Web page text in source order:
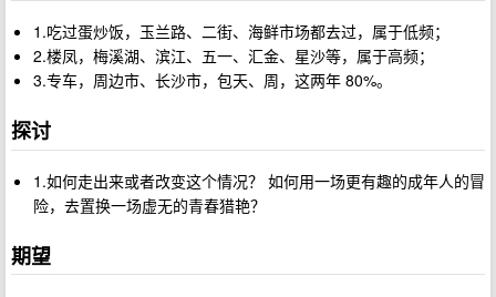
1.吃过蛋炒饭，玉兰路、二街、海鲜市场都去过，属于低频；
2.楼凤，梅溪湖、滨江、五一、汇金、星沙等，属于高频；
3.专车，周边市、长沙市，包天、周，这两年 80%。
探讨
1.如何走出来或者改变这个情况？ 如何用一场更有趣的成年人的冒
险，去置换一场虚无的青春猎艳？
期望